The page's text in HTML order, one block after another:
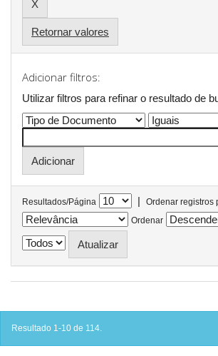
Retornar valores
Adicionar filtros:
Utilizar filtros para refinar o resultado de
Resultados/Página |
Ordenar registros
Ordenar
Resultado 1-10 de 114.